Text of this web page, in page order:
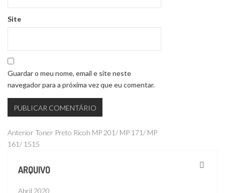
Site
Guardar o meu nome, email e site neste
navegador para a próxima vez que eu comentar.
Navegação
de
artigos
Publicação
anterior
Anterior Toner Preto Ricoh MP 201/ MP 171/ MP
161/ 1515
ARQUIVO
Abril 2020